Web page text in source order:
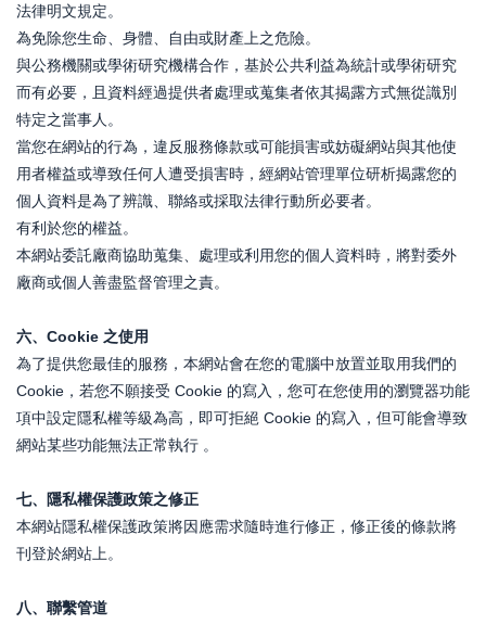
法律明文規定。
為免除您生命、身體、自由或財產上之危險。
與公務機關或學術研究機構合作，基於公共利益為統計或學術研究
而有必要，且資料經過提供者處理或蒐集者依其揭露方式無從識別
特定之當事人。
當您在網站的行為，違反服務條款或可能損害或妨礙網站與其他使
用者權益或導致任何人遭受損害時，經網站管理單位研析揭露您的
個人資料是為了辨識、聯絡或採取法律行動所必要者。
有利於您的權益。
本網站委託廠商協助蒐集、處理或利用您的個人資料時，將對委外
廠商或個人善盡監督管理之責。
六、Cookie 之使用
為了提供您最佳的服務，本網站會在您的電腦中放置並取用我們的
Cookie，若您不願接受 Cookie 的寫入，您可在您使用的瀏覽器功能
項中設定隱私權等級為高，即可拒絕 Cookie 的寫入，但可能會導致
網站某些功能無法正常執行 。
七、隱私權保護政策之修正
本網站隱私權保護政策將因應需求隨時進行修正，修正後的條款將
刊登於網站上。
八、聯繫管道